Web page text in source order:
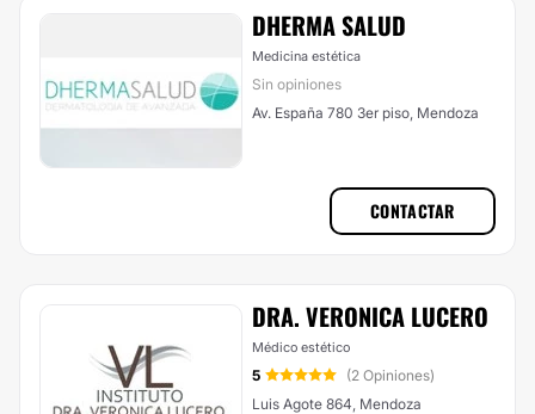
DHERMA SALUD
Medicina estética
Sin opiniones
Av. España 780 3er piso, Mendoza
CONTACTAR
DRA. VERONICA LUCERO
Médico estético
5
(2 Opiniones)
Luis Agote 864, Mendoza